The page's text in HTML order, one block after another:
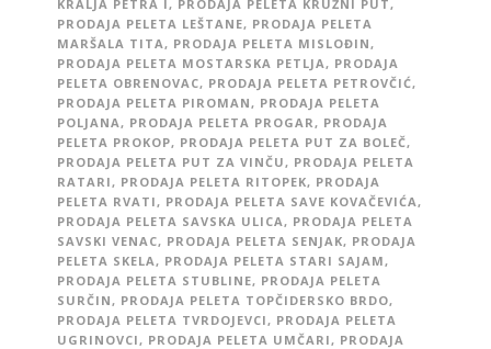
KRALJA PETRA I , PRODAJA PELETA KRUŽNI PUT ,
PRODAJA PELETA LEŠTANE, PRODAJA PELETA
MARŠALA TITA , PRODAJA PELETA MISLOĐIN ,
PRODAJA PELETA MOSTARSKA PETLJA , PRODAJA
PELETA OBRENOVAC, PRODAJA PELETA PETROVČIĆ,
PRODAJA PELETA PIROMAN , PRODAJA PELETA
POLJANA , PRODAJA PELETA PROGAR , PRODAJA
PELETA PROKOP, PRODAJA PELETA PUT ZA BOLEČ,
PRODAJA PELETA PUT ZA VINČU , PRODAJA PELETA
RATARI , PRODAJA PELETA RITOPEK, PRODAJA
PELETA RVATI , PRODAJA PELETA SAVE KOVAČEVIĆA ,
PRODAJA PELETA SAVSKA ULICA , PRODAJA PELETA
SAVSKI VENAC, PRODAJA PELETA SENJAK, PRODAJA
PELETA SKELA , PRODAJA PELETA STARI SAJAM ,
PRODAJA PELETA STUBLINE, PRODAJA PELETA
SURČIN , PRODAJA PELETA TOPČIDERSKO BRDO,
PRODAJA PELETA TVRDOJEVCI , PRODAJA PELETA
UGRINOVCI , PRODAJA PELETA UMČARI , PRODAJA